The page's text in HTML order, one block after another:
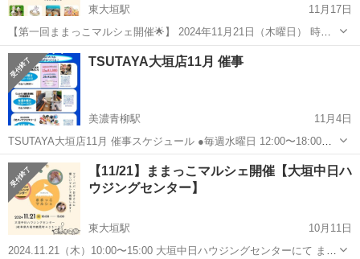
東大垣駅
11月17日
【第一回ままっこマルシェ開催🌟】 2024年11月21日（木曜日） 時
間:10:00〜15:00 会場:大垣中日ハウジングセンター 岐阜県大垣市鶴見
町435-1 メナード岐阜市柳津はハンドケアと健康茶販売にて出展させ
て...
岐阜 大垣市 ワークショップ
TSUTAYA大垣店11月 催事
美濃青柳駅
11月4日
TSUTAYA大垣店11月 催事スケジュール ●毎週水曜日 12:00〜18:00
『手相・タロット・その他占い』 占い屋おひさまのて百家&真世
@ohisamanotesou @momoka_tarotcard ...
岐阜 大垣市 美濃青柳駅 ワークショップ TSUTAYA
【11/21】ままっこマルシェ開催【大垣中日ハ
ウジングセンター】
東大垣駅
10月11日
2024.11.21（木）10:00〜15:00 大垣中日ハウジングセンターにて まま